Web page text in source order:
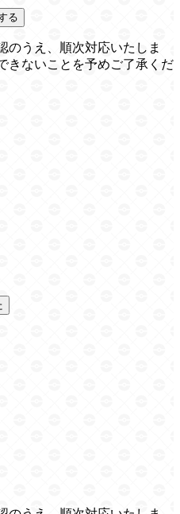
る
のうえ、順次対応いたしま
きないことを予めご了承くだ